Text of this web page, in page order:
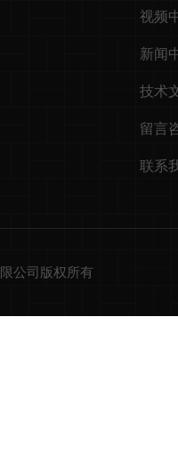
视频
新闻
技术
留言
联系
公司版权所有